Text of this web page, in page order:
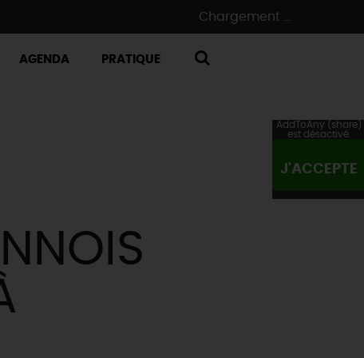
Chargement ...
AGENDA PRATIQUE
AddToAny (share)
est désactivé.
J'ACCEPTE